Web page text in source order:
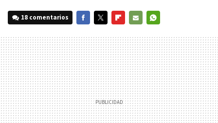
18 comentarios
MAIL